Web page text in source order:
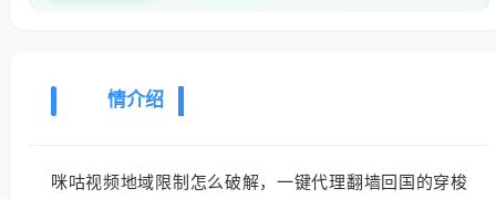
情介绍
咪咕视频地域限制怎么破解，一键代理翻墙回国的穿梭